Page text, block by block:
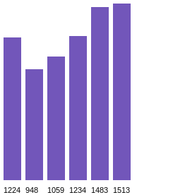
1224 948 1059 1234 1483 1513